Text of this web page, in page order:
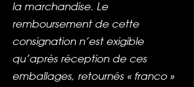
la marchandise. Le
remboursement de cette
consignation n’est exigible
qu’après réception de ces
emballages, retournés « franco »